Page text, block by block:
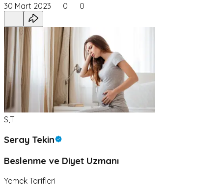
30 Mart 2023 0 0
S,T
Seray Tekin
Beslenme ve Diyet Uzmanı
Yemek Tarifleri